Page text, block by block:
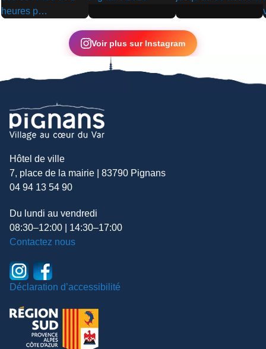
▶
▶ ▶
Voir plus sur Instagram
Hôtel de ville
7, place de la mairie | 83790 Pignans
04 94 13 54 90
Du lundi au vendredi
08:30–12:00 | 14:30–17:00
Contactez nous
Déclaration d’accessibilité